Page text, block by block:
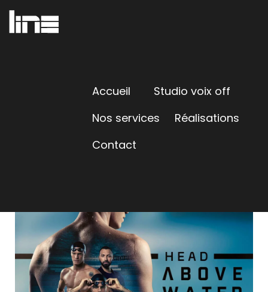
Accueil
Studio voix off
Nos services
Réalisations
Contact
HEAD ABOVE THE WATER